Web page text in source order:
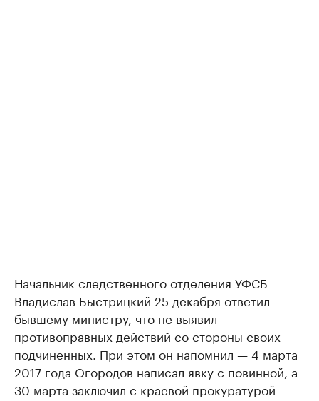
Начальник следственного отделения УФСБ
Владислав Быстрицкий 25 декабря ответил
бывшему министру, что не выявил
противоправных действий со стороны своих
подчиненных. При этом он напомнил — 4 марта
2017 года Огородов написал явку с повинной, а
30 марта заключил с краевой прокуратурой